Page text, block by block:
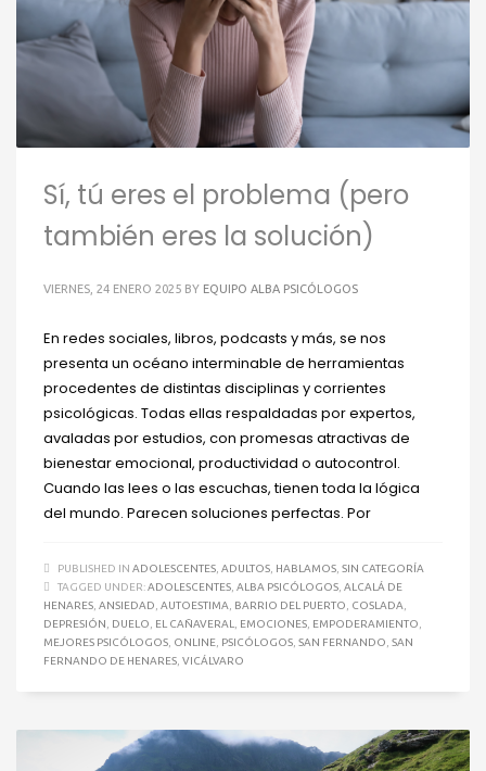
Sí, tú eres el problema (pero
también eres la solución)
VIERNES, 24 ENERO 2025 BY EQUIPO ALBA PSICÓLOGOS
En redes sociales, libros, podcasts y más, se nos
presenta un océano interminable de herramientas
procedentes de distintas disciplinas y corrientes
psicológicas. Todas ellas respaldadas por expertos,
avaladas por estudios, con promesas atractivas de
bienestar emocional, productividad o autocontrol.
Cuando las lees o las escuchas, tienen toda la lógica
del mundo. Parecen soluciones perfectas. Por
PUBLISHED IN ADOLESCENTES, ADULTOS, HABLAMOS, SIN CATEGORÍA
TAGGED UNDER:ADOLESCENTES, ALBA PSICÓLOGOS, ALCALÁ DE
HENARES, ANSIEDAD, AUTOESTIMA, BARRIO DEL PUERTO, COSLADA,
DEPRESIÓN, DUELO, EL CAÑAVERAL, EMOCIONES, EMPODERAMIENTO,
MEJORES PSICÓLOGOS, ONLINE, PSICÓLOGOS, SAN FERNANDO, SAN
FERNANDO DE HENARES, VICÁLVARO